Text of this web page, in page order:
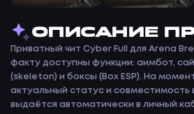
ОПИСАНИЕ
Приватный чит Cyber Full для Arena
факту доступны функции: аимбот,
(skeleton) и боксы (Box ESP). На
актуальный статус и совместимость
выдаётся автоматически в личный